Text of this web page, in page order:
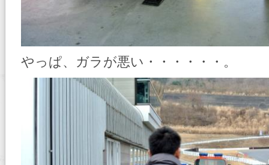
やっぱ、ガラが悪い・・・・・・。